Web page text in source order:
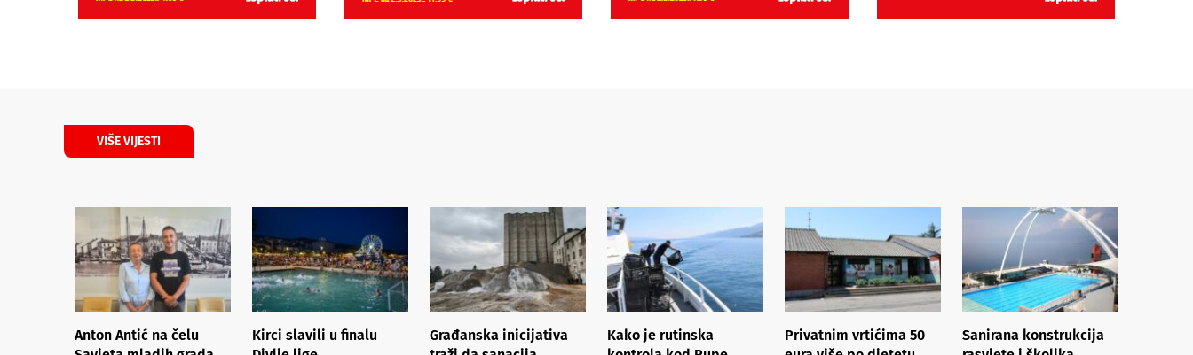
VIŠE VIJESTI
Anton Antić na čelu
Kirci slavili u finalu
Građanska inicijativa
Kako je rutinska
Privatnim vrtićima 50
Sanirana konstrukcija